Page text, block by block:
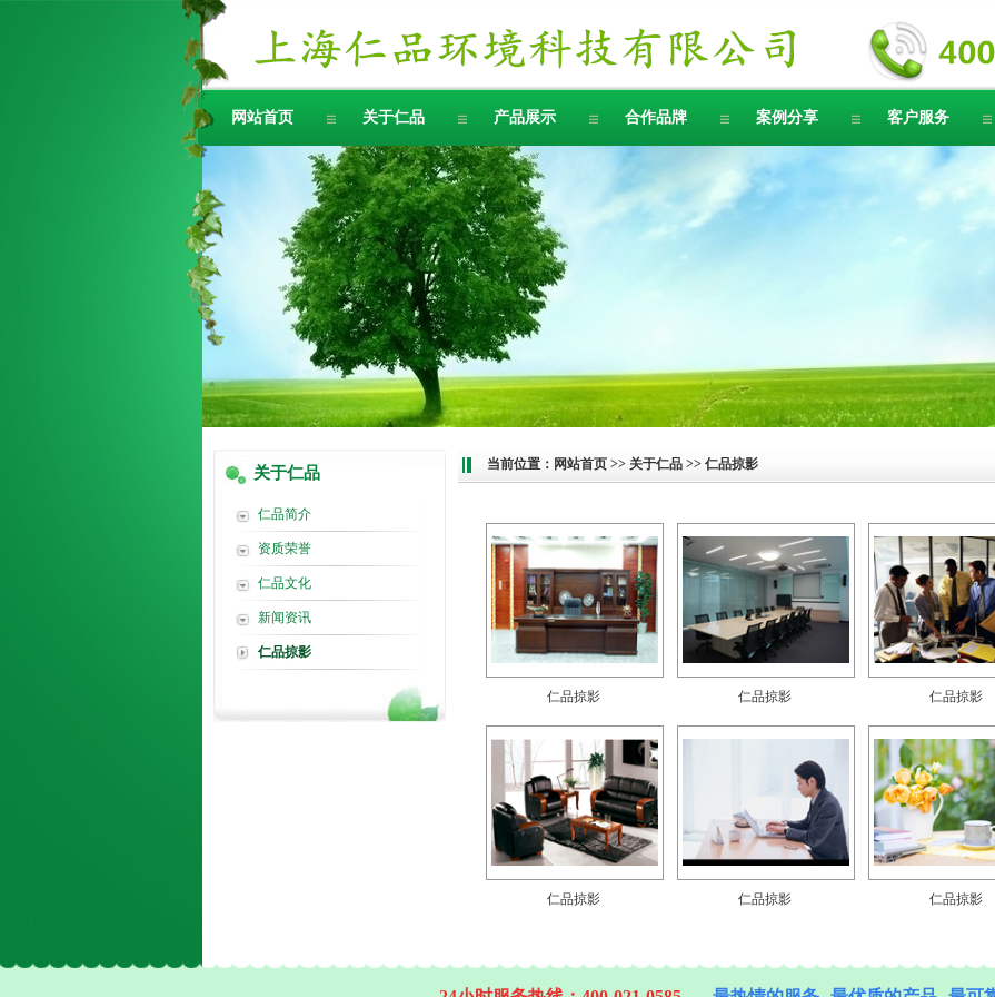
网站首页 关于仁品 产品展示 合作品牌 案例分享 客户服务
关于仁品
仁品简介
资质荣誉
仁品文化
新闻资讯
仁品掠影
当前位置： 网站首页 >> 关于仁品 >> 仁品掠影
仁品掠影 仁品掠影 仁品掠影
仁品掠影 仁品掠影 仁品掠影